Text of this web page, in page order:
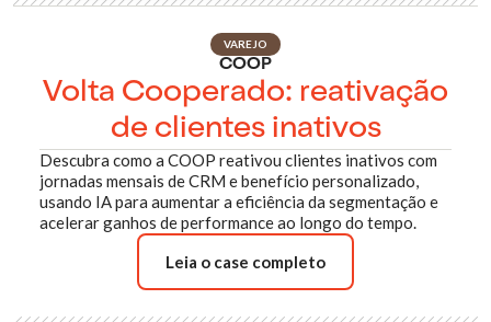
VAREJO
COOP
Volta Cooperado: reativação
de clientes inativos
Descubra como a COOP reativou clientes inativos com
jornadas mensais de CRM e benefício personalizado,
usando IA para aumentar a eficiência da segmentação e
acelerar ganhos de performance ao longo do tempo.
Leia o case completo